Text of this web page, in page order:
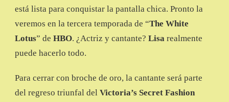
está lista para conquistar la pantalla chica. Pronto la
veremos en la tercera temporada de “The White
Lotus” de HBO. ¿Actriz y cantante? Lisa realmente
puede hacerlo todo.
Para cerrar con broche de oro, la cantante será parte
del regreso triunfal del Victoria’s Secret Fashion